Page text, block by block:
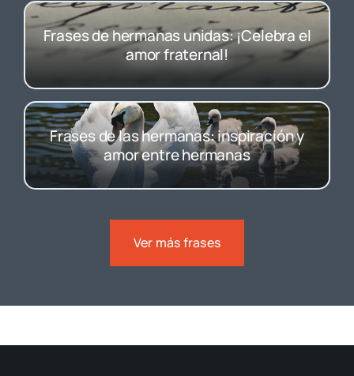
Frases de hermanas unidas: ¡Celebra el
amor fraternal!
Frases de las hermanas: inspiración y
amor entre hermanas
Ver más frases